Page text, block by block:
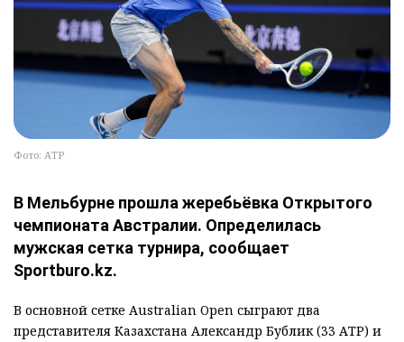
Фото: АТР
В Мельбурне прошла жеребьёвка Открытого
чемпионата Австралии. Определилась
мужская сетка турнира, сообщает
Sportburo.kz.
В основной сетке Australian Open сыграют два
представителя Казахстана Александр Бублик (33 АТР) и